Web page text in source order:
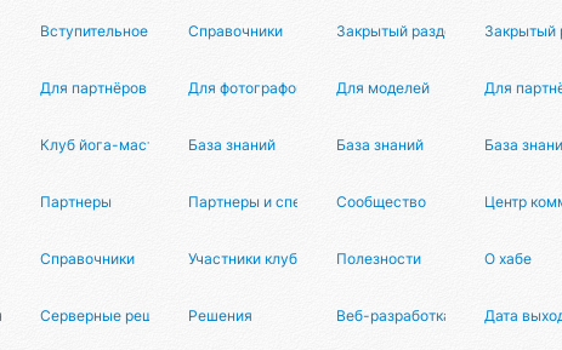
Вступительное словоСправочники Закрытый раздел Закрытый
Для партнёров Для фотографов Для моделей Для
Клуб йога-мастеров База знаний База знаний База
Партнеры Партнеры и спецпроектыСообщество Центр
Справочники Участники клуба Полезности О хабе
Серверные решения Решения Веб-разработка Дата